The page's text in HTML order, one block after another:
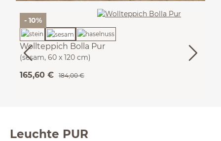
- 10%
Wollteppich Bolla Pur
(sesam, 60 x 120 cm)
165,60 € 184,00 €
Leuchte PUR